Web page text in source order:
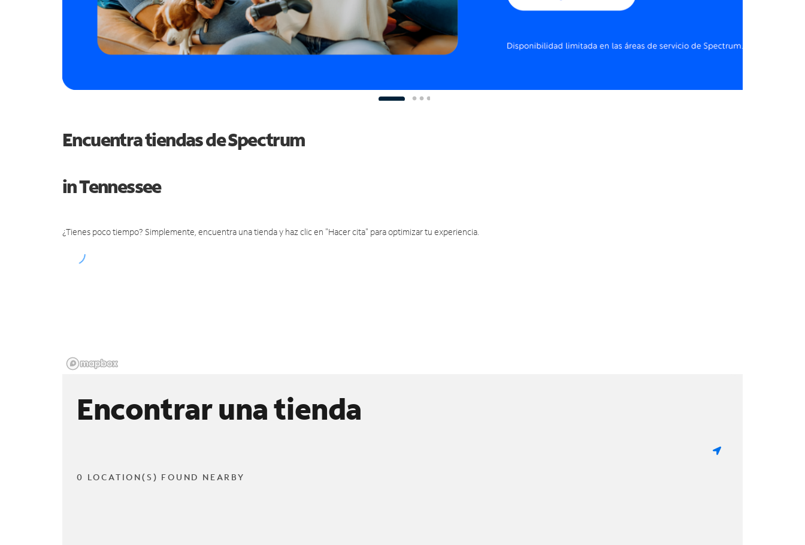
Encuentra tiendas de Spectrum
in Tennessee
¿Tienes poco tiempo? Simplemente, encuentra una tienda y haz clic en "Hacer cita" para optimizar tu experiencia.
Encontrar una tienda
0 LOCATION(S) FOUND NEARBY